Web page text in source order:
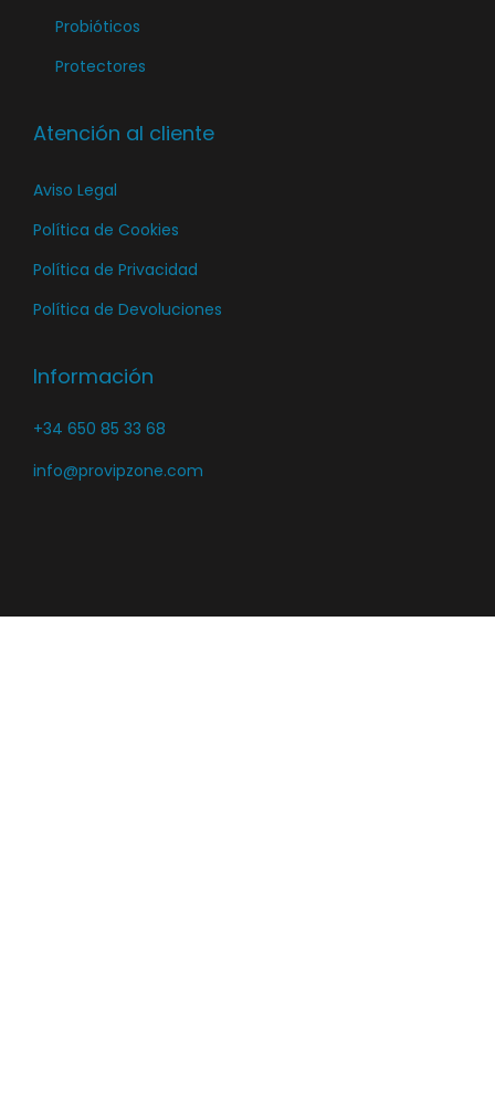
Probióticos
Protectores
Atención al cliente
Aviso Legal
Política de Cookies
Política de Privacidad
Política de Devoluciones
Información
+34 650 85 33 68
info@provipzone.com